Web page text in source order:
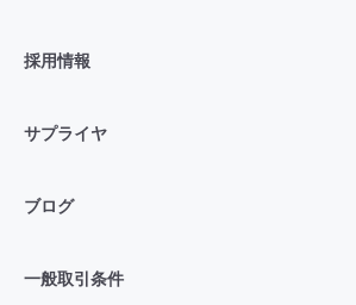
採用情報
サプライヤ
ブログ
一般取引条件